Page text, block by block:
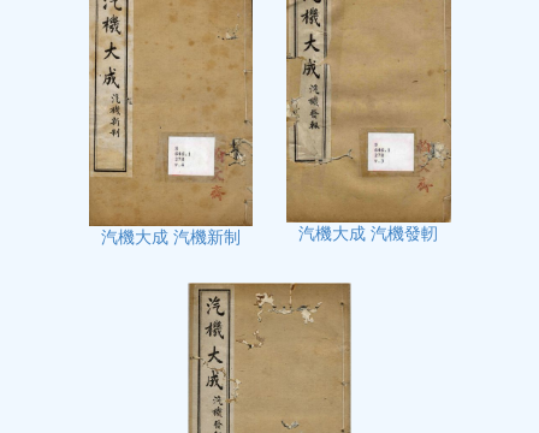
汽機大成 汽機新制 汽機大成 汽機發軔